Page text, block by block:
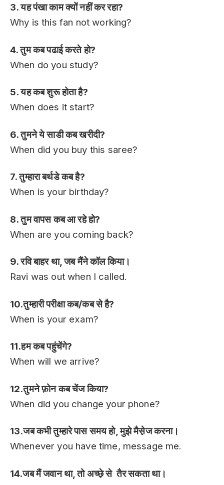
3. यह पंखा काम क्यों नहीं कर रहा?
Why is this fan not working?
4. तुम कब पढाई करते हो?
When do you study?
5. यह कब शुरू होता है?
When does it start?
6. तुमने ये साडी कब खरीदी?
When did you buy this saree?
7. तुम्हारा बर्थडे कब है?
When is your birthday?
8. तुम वापस कब आ रहे हो?
When are you coming back?
9. रवि बाहर था, जब मैंने कॉल किया।
Ravi was out when I called.
10.तुम्हारी परीक्षा कब/कब से है?
When is your exam?
11.हम कब पहुंचेंगे?
When will we arrive?
12.तुमने फ़ोन कब चेंज किया?
When did you change your phone?
13.जब कभी तुम्हारे पास समय हो, मुझे मैस़ेज करना।
Whenever you have time, message me.
14.जब मैं जवान था, तो अच्छ़े से तैर सकता था।